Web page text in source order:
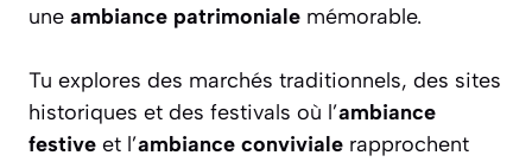
une ambiance patrimoniale mémorable.
Tu explores des marchés traditionnels, des sites
historiques et des festivals où l’ambiance
festive et l’ambiance conviviale rapprochent